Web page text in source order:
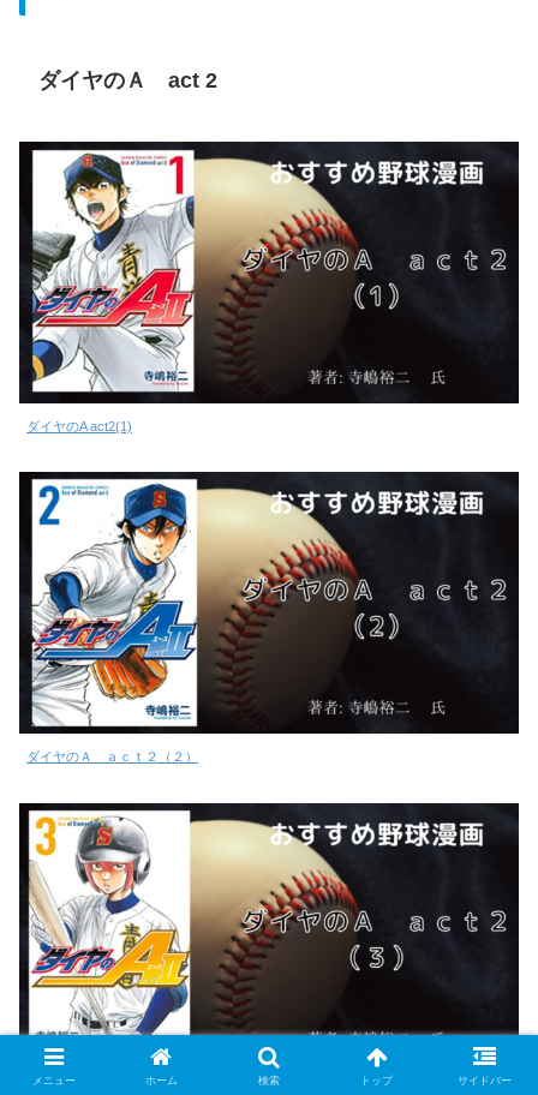
ダイヤのＡ act 2
ダイヤのA act2(1)
ダイヤのＡ ａｃｔ２（２）
ダイヤのＡ ａｃｔ２（３）
メニュー ホーム 検索 トップ サイドバー